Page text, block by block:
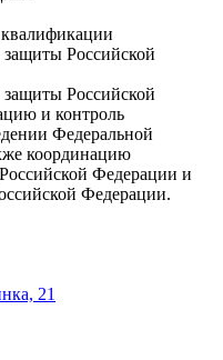
квалификации
Российской
Российской
и контроль
Федеральной
координацию
Федерации и
Федерации.
21